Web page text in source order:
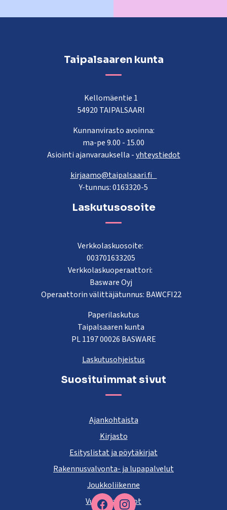
Facebook
Taipalsaaren kunta
Kellomäentie 1
54920 TAIPALSAARI
Kunnanvirasto avoinna:
ma-pe 9.00 - 15.00
Asiointi ajanvarauksella -yhteystiedot
kirjaamo@taipalsaari.fi
Y-tunnus: 0163320-5
Laskutusosoite
Verkkolaskuosoite:
003701633205
Verkkolaskuoperaattori:
Basware Oyj
Operaattorin välittäjätunnus: BAWCFI22
Paperilaskutus
Taipalsaaren kunta
PL 1197 00026 BASWARE
Laskutusohjeistus
Suosituimmat sivut
Ajankohtaista
Kirjasto
Esityslistat ja pöytäkirjat
Rakennusvalvonta- ja lupapalvelut
Joukkoliikenne
Vuokra-asunnot